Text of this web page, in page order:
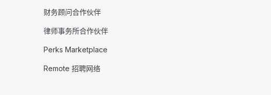
财务顾问合作伙伴
律师事务所合作伙伴
Perks Marketplace
Remote 招聘网络